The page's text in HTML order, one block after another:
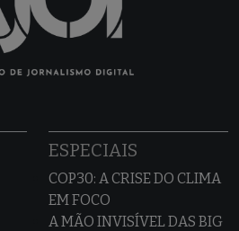
ESPECIAIS
COP30: A CRISE DO CLIMA
EM FOCO
A MÃO INVISÍVEL DAS BIG